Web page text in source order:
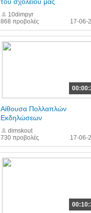
868 προβολές
10dimpyr
17-06-
730 προβολές
Αίθουσα Πολλαπλών
Εκδηλώσεων
dimskout
17-06-